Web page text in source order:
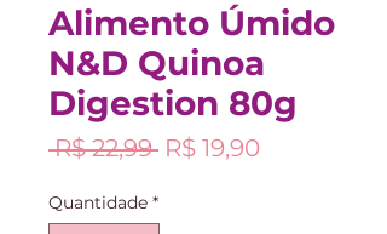
Alimento Úmido
N&D Quinoa
Digestion 80g
R$ 22,99 Preço
R$ 19,90
Quantidade *